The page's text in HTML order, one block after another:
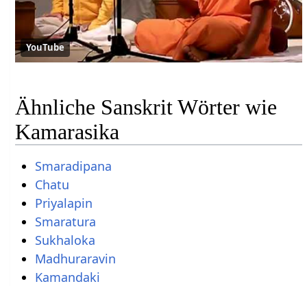
YouTube
Ähnliche Sanskrit Wörter wie
Kamarasika
Smaradipana
Chatu
Priyalapin
Smaratura
Sukhaloka
Madhuraravin
Kamandaki